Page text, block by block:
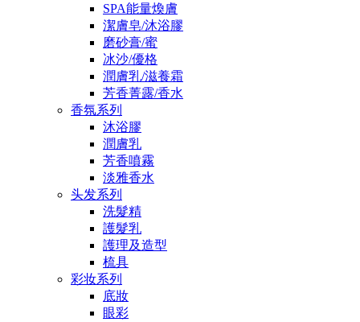
SPA能量煥膚
潔膚皂/沐浴膠
磨砂膏/蜜
冰沙/優格
潤膚乳/滋養霜
芳香菁露/香水
香氛系列
沐浴膠
潤膚乳
芳香噴霧
淡雅香水
头发系列
洗髮精
護髮乳
護理及造型
梳具
彩妆系列
底妝
眼彩